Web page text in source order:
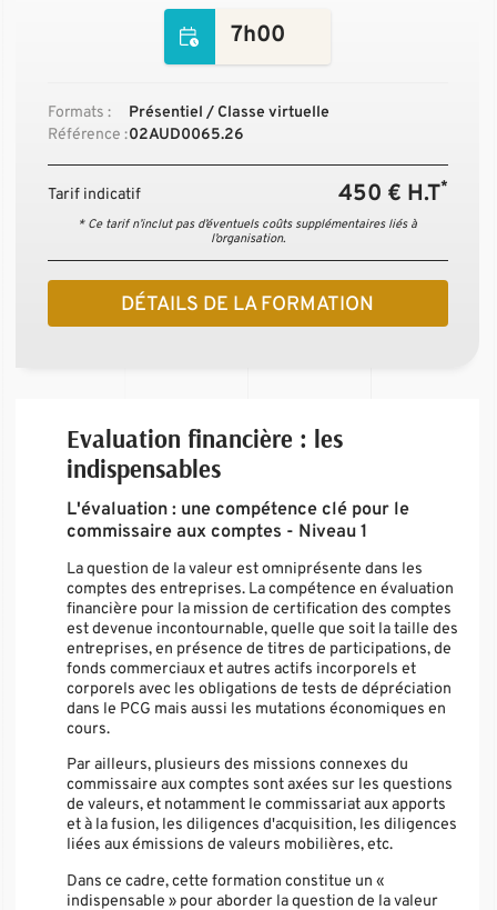
7h00
Formats :
Présentiel / Classe virtuelle
Référence :02AUD0065.26
Tarif indicatif 450 € H.T*
* Ce tarif n’inclut pas d’éventuels coûts supplémentaires liés à
l’organisation.
DÉTAILS DE LA FORMATION
Evaluation financière : les
indispensables
L'évaluation : une compétence clé pour le
commissaire aux comptes - Niveau 1
La question de la valeur est omniprésente dans les
comptes des entreprises. La compétence en évaluation
financière pour la mission de certification des comptes
est devenue incontournable, quelle que soit la taille des
entreprises, en présence de titres de participations, de
fonds commerciaux et autres actifs incorporels et
corporels avec les obligations de tests de dépréciation
dans le PCG mais aussi les mutations économiques en
cours.
Par ailleurs, plusieurs des missions connexes du
commissaire aux comptes sont axées sur les questions
de valeurs, et notamment le commissariat aux apports
et à la fusion, les diligences d'acquisition, les diligences
liées aux émissions de valeurs mobilières, etc.
Dans ce cadre, cette formation constitue un «
indispensable » pour aborder la question de la valeur